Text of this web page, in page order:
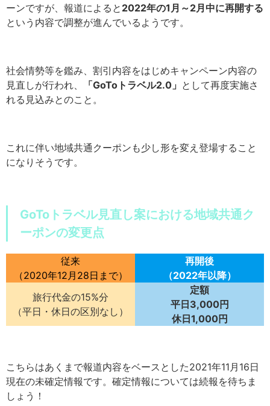
ーンですが、報道によると 2022年の1月～2月中に再開する
という内容で調整が進んでいるようです。
社会情勢等を鑑み、割引内容をはじめキャンペーン内容の
見直しが行われ、
「GoToトラベル2.0」 として再度実施さ
れる見込みとのこと。
これに伴い地域共通クーポンも少し形を変え登場すること
になりそうです。
GoToトラベル見直し案における地域共通ク
ーポンの変更点
従来
（2020年12月28日まで）
再開後
（2022年以降）
旅行代金の15%分
（平日・休日の区別なし）
定額
平日3,000円
休日1,000円
こちらはあくまで報道内容をベースとした2021年11月16日
現在の未確定情報です。確定情報については続報を待ちま
しょう！